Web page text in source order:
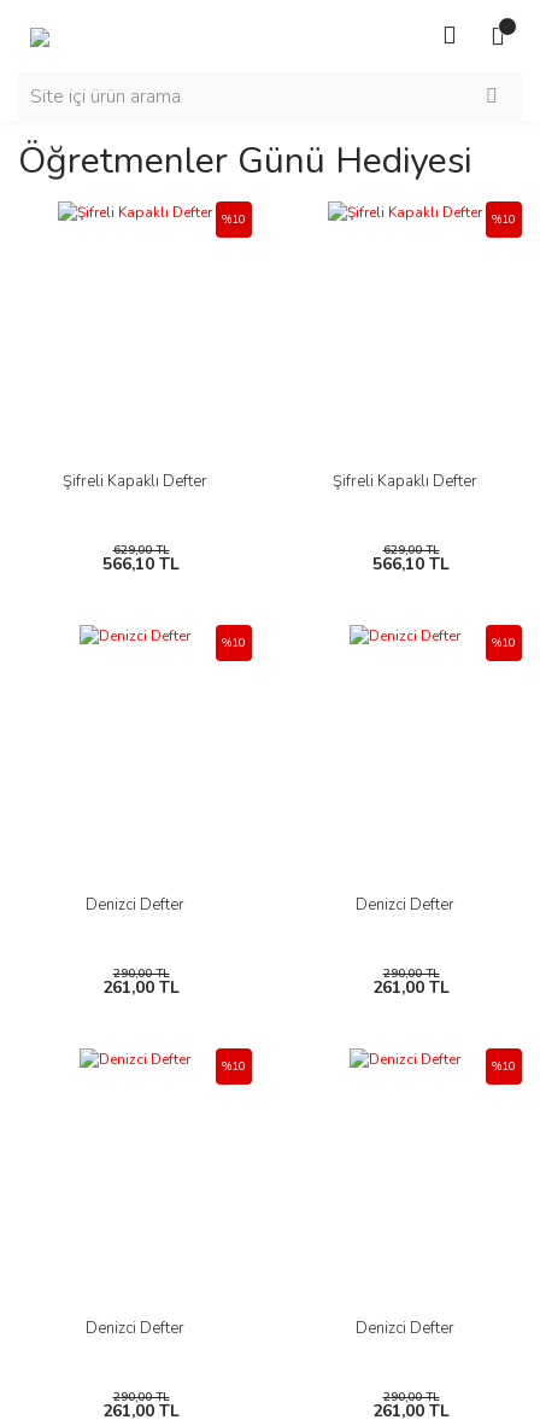
Öğretmenler Günü Hediyesi
Şifreli Kapaklı Defter
%10
629,00 TL
566,10 TL
Şifreli Kapaklı Defter
%10
629,00 TL
566,10 TL
Denizci Defter
%10
290,00 TL
261,00 TL
Denizci Defter
%10
290,00 TL
261,00 TL
Denizci Defter
%10
290,00 TL
261,00 TL
Denizci Defter
%10
290,00 TL
261,00 TL